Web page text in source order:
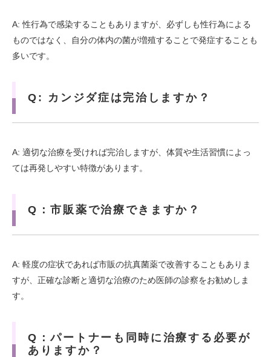
A: 性行為で感染することもありますが、必ずしも性行為による
ものではなく、自分の体内の菌が増殖することで発症することも
多いです。
Q: カンジダ症は完治しますか？
A: 適切な治療を受ければ完治しますが、体質や生活習慣によっ
ては再発しやすい特徴があります。
Q：市販薬で治療できますか？
A: 軽度の症状であれば市販の抗真菌薬で改善することもありま
すが、正確な診断と適切な治療のため医師の診察をお勧めしま
す。
Q：パートナーも同時に治療する必要が
ありますか？